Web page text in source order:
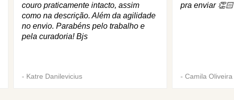
couro praticamente intacto, assim
como na descrição. Além da agilidade
no envio. Parabéns pelo trabalho e
pela curadoria! Bjs
- Katre Danilevicius
pra enviar 👏🏻
- Camila Oliveira